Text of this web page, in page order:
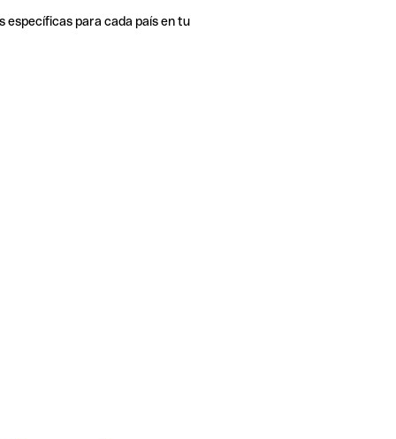
específicas para cada país en tu